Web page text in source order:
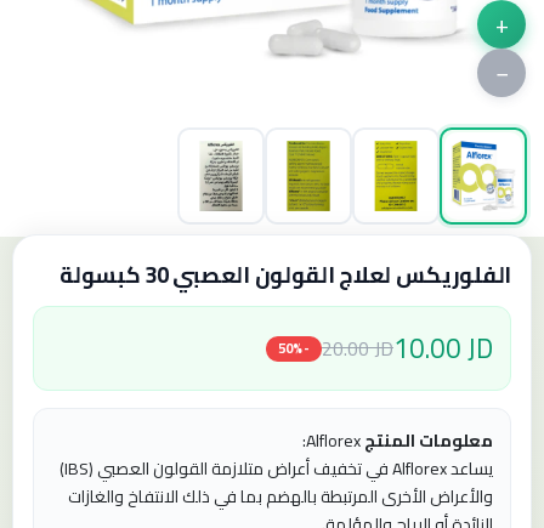
+
−
الفلوريكس لعلاج القولون العصبي 30 كبسولة
10.00 JD
20.00 JD
-50%
معلومات المنتجAlflorex:
يساعد Alflorex في تخفيف أعراض متلازمة القولون العصبي (IBS)
والأعراض الأخرى المرتبطة بالهضم بما في ذلك الانتفاخ والغازات